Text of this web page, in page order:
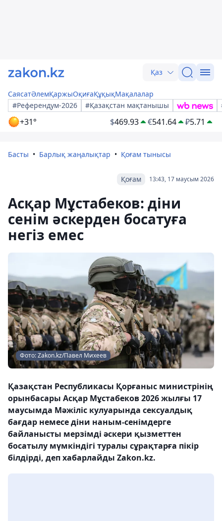
Қаз
СаясатӘлемҚаржыОқиғаҚұқықМақалалар
#Референдум-2026
#Қазақстан мақтанышы
+31° $469.93 €541.64 ₽5.71
Басты Барлық жаңалықтар Қоғам тынысы
13:43, 17 маусым 2026
Қоғам
Асқар Мұстабеков: діни
сенім әскерден босатуға
негіз емес
Фото: Zakon.kz/Павел Михеев
Қазақстан Республикасы Қорғаныс министрінің
орынбасары Асқар Мұстабеков 2026 жылғы 17
маусымда Мәжіліс кулуарында сексуалдық
бағдар немесе діни наным-сенімдерге
байланысты мерзімді әскери қызметтен
босатылу мүмкіндігі туралы сұрақтарға пікір
білдірді, деп хабарлайды Zakon.kz.